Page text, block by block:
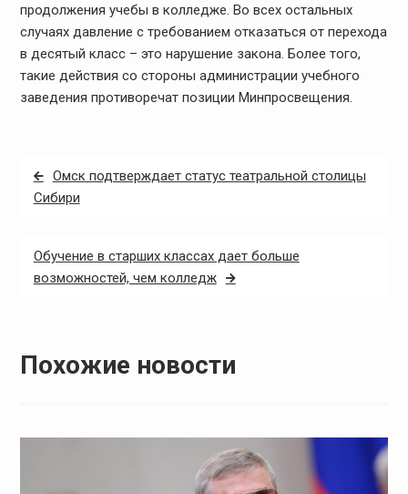
продолжения учебы в колледже. Во всех остальных
случаях давление с требованием отказаться от перехода
в десятый класс – это нарушение закона. Более того,
такие действия со стороны администрации учебного
заведения противоречат позиции Минпросвещения.
Навигация
по
Омск подтверждает статус театральной столицы
Сибири
Обучение в старших классах дает больше
возможностей, чем колледж
Похожие новости